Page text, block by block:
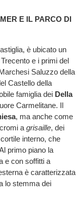
E IL PARCO DI
è ubicato un
e i primi del
Saluzzo della
Castello della
famiglia dei Della
Carmelitane. Il
, ma anche come
a grisaille, dei
interno, che
primo piano la
e con soffitti a
è caratterizzata
lo stemma dei